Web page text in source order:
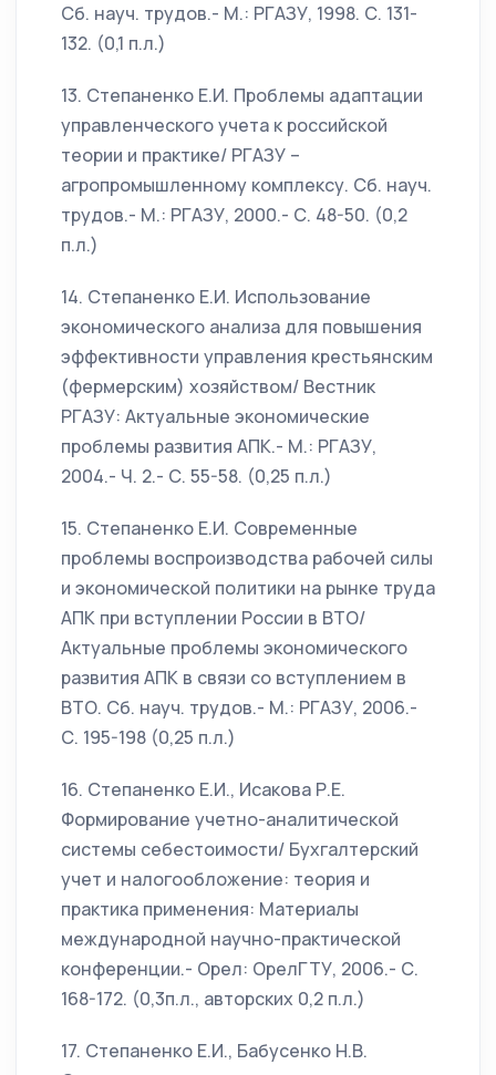
Сб. науч. трудов.- М.: РГАЗУ, 1998. С. 131-
132. (0,1 п.л.)
13. Степаненко Е.И. Проблемы адаптации
управленческого учета к российской
теории и практике/ РГАЗУ –
агропромышленному комплексу. Сб. науч.
трудов.- М.: РГАЗУ, 2000.- С. 48-50. (0,2
п.л.)
14. Степаненко Е.И. Использование
экономического анализа для повышения
эффективности управления крестьянским
(фермерским) хозяйством/ Вестник
РГАЗУ: Актуальные экономические
проблемы развития АПК.- М.: РГАЗУ,
2004.- Ч. 2.- С. 55-58. (0,25 п.л.)
15. Степаненко Е.И. Современные
проблемы воспроизводства рабочей силы
и экономической политики на рынке труда
АПК при вступлении России в ВТО/
Актуальные проблемы экономического
развития АПК в связи со вступлением в
ВТО. Сб. науч. трудов.- М.: РГАЗУ, 2006.-
С. 195-198 (0,25 п.л.)
16. Степаненко Е.И., Исакова Р.Е.
Формирование учетно-аналитической
системы себестоимости/ Бухгалтерский
учет и налогообложение: теория и
практика применения: Материалы
международной научно-практической
конференции.- Орел: ОрелГТУ, 2006.- С.
168-172. (0,3п.л., авторских 0,2 п.л.)
17. Степаненко Е.И., Бабусенко Н.В.